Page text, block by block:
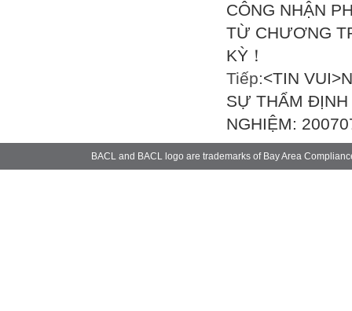
CÔNG NHẬN
TỪ CHƯƠNG
KỲ！
Tiếp:<TIN
SỰ THẨM ĐỊNH
NGHIỆM:
BACL and BACL logo are trademarks of Bay Area